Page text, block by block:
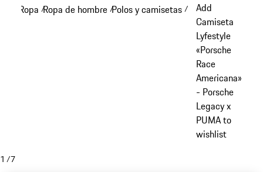
principal
Ropa /Ropa de hombre /Polos y camisetas /
Add
Camiseta
Lyfestyle
«Porsche
Race
Americana»
- Porsche
Legacy x
PUMA to
wishlist
1 /7